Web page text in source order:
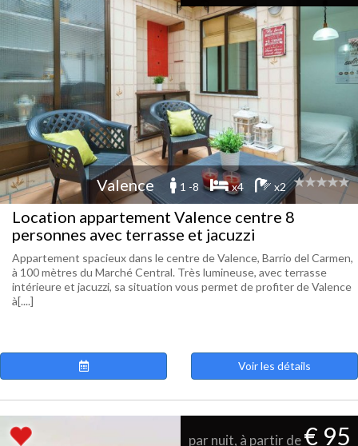
Valence 1 -8 x4 x2
Location appartement Valence centre 8
personnes avec terrasse et jacuzzi
Appartement spacieux dans le centre de Valence, Barrio del Carmen,
à 100 mètres du Marché Central. Très lumineuse, avec terrasse
intérieure et jacuzzi, sa situation vous permet de profiter de Valence
à[....]
Voir les détails
par nuit, à partir de€ 95